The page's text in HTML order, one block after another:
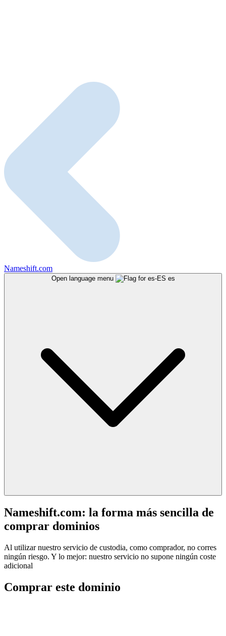
Nameshift.com
Open language menu es
Nameshift.com: la forma más sencilla de
comprar dominios
Al utilizar nuestro servicio de custodia, como comprador, no corres
ningún riesgo. Y lo mejor: nuestro servicio no supone ningún coste
adicional
Comprar este dominio